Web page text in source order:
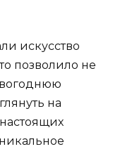
искусство
позволило не
на